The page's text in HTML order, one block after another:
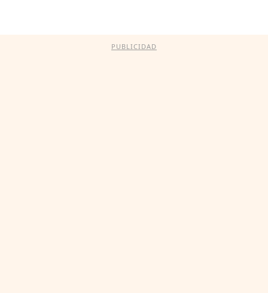
PUBLICIDAD